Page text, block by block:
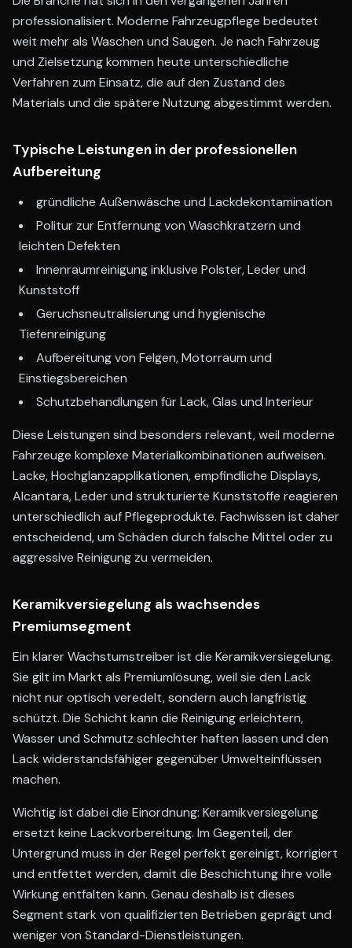
professionalisiert. Moderne Fahrzeugpflege bedeutet
weit mehr als Waschen und Saugen. Je nach Fahrzeug
und Zielsetzung kommen heute unterschiedliche
Verfahren zum Einsatz, die auf den Zustand des
Materials und die spätere Nutzung abgestimmt werden.
Typische Leistungen in der professionellen
Aufbereitung
gründliche Außenwäsche und Lackdekontamination
Politur zur Entfernung von Waschkratzern und
leichten Defekten
Innenraumreinigung inklusive Polster, Leder und
Kunststoff
Geruchsneutralisierung und hygienische
Tiefenreinigung
Aufbereitung von Felgen, Motorraum und
Einstiegsbereichen
Schutzbehandlungen für Lack, Glas und Interieur
Diese Leistungen sind besonders relevant, weil moderne
Fahrzeuge komplexe Materialkombinationen aufweisen.
Lacke, Hochglanzapplikationen, empfindliche Displays,
Alcantara, Leder und strukturierte Kunststoffe reagieren
unterschiedlich auf Pflegeprodukte. Fachwissen ist daher
entscheidend, um Schäden durch falsche Mittel oder zu
aggressive Reinigung zu vermeiden.
Keramikversiegelung als wachsendes
Premiumsegment
Ein klarer Wachstumstreiber ist die Keramikversiegelung.
Sie gilt im Markt als Premiumlösung, weil sie den Lack
nicht nur optisch veredelt, sondern auch langfristig
schützt. Die Schicht kann die Reinigung erleichtern,
Wasser und Schmutz schlechter haften lassen und den
Lack widerstandsfähiger gegenüber Umwelteinflüssen
machen.
Wichtig ist dabei die Einordnung: Keramikversiegelung
ersetzt keine Lackvorbereitung. Im Gegenteil, der
Untergrund muss in der Regel perfekt gereinigt, korrigiert
und entfettet werden, damit die Beschichtung ihre volle
Wirkung entfalten kann. Genau deshalb ist dieses
Segment stark von qualifizierten Betrieben geprägt und
weniger von Standard-Dienstleistungen.